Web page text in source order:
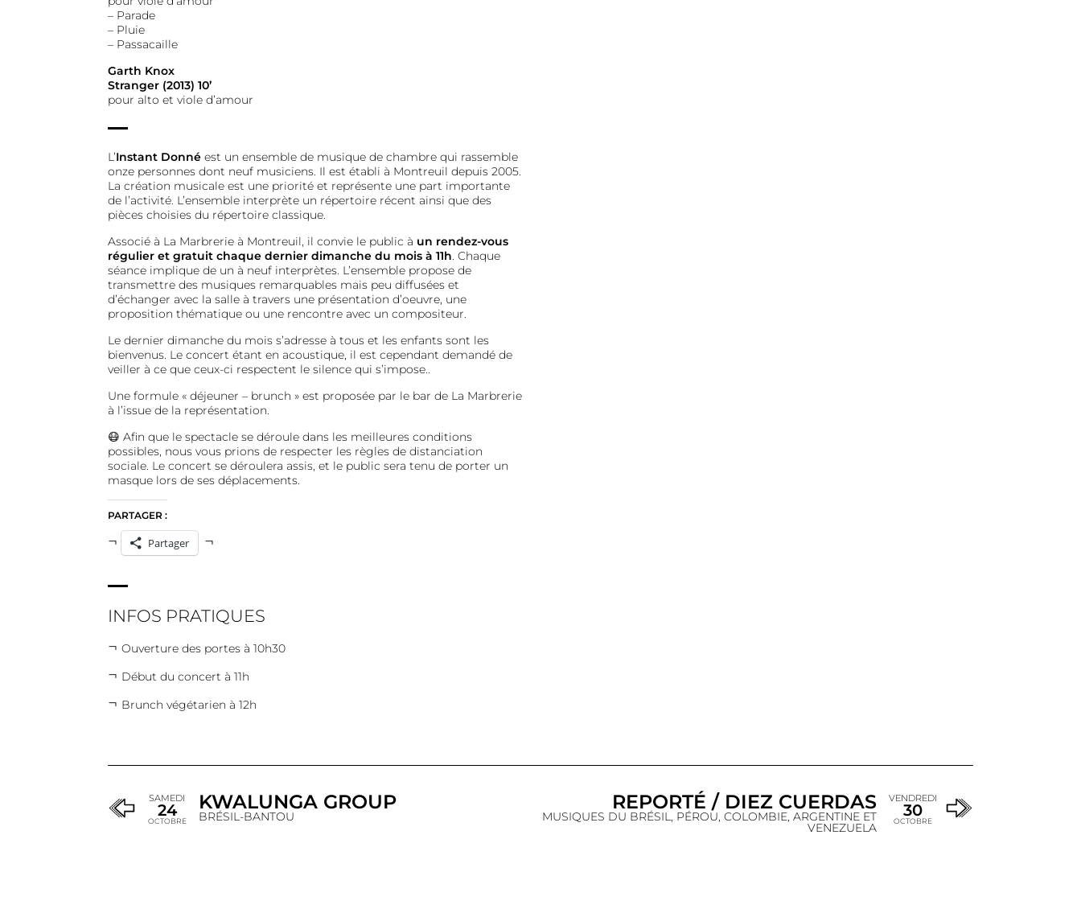
– Parade
– Pluie
– Passacaille
Garth Knox
Stranger (2013) 10’
pour alto et viole d’amour
L’Instant Donné est un ensemble de musique de chambre qui rassemble
onze personnes dont neuf musiciens. Il est établi à Montreuil depuis 2005.
La création musicale est une priorité et représente une part importante
de l’activité. L’ensemble interprète un répertoire récent ainsi que des
pièces choisies du répertoire classique.
Associé à La Marbrerie à Montreuil, il convie le public à un rendez-vous
régulier et gratuit chaque dernier dimanche du mois à 11h. Chaque
séance implique de un à neuf interprètes. L’ensemble propose de
transmettre des musiques remarquables mais peu diffusées et
d’échanger avec la salle à travers une présentation d’oeuvre, une
proposition thématique ou une rencontre avec un compositeur.
Le dernier dimanche du mois s’adresse à tous et les enfants sont les
bienvenus. Le concert étant en acoustique, il est cependant demandé de
veiller à ce que ceux-ci respectent le silence qui s’impose..
Une formule « déjeuner – brunch » est proposée par le bar de La Marbrerie
à l’issue de la représentation.
😷 Afin que le spectacle se déroule dans les meilleures conditions
possibles, nous vous prions de respecter les règles de distanciation
sociale. Le concert se déroulera assis, et le public sera tenu de porter un
masque lors de ses déplacements.
PARTAGER :
Partager
INFOS PRATIQUES
Ouverture des portes à 10h30
Début du concert à 11h
Brunch végétarien à 12h
SAMEDI
24
OCTOBRE
KWALUNGA GROUP
BRÉSIL-BANTOU
REPORTÉ / DIEZ CUERDAS
MUSIQUES DU BRÉSIL, PÉROU, COLOMBIE, ARGENTINE ET
VENEZUELA
VENDREDI
30
OCTOBRE